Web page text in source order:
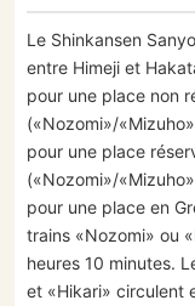
Le Shinkansen
entre Himeji et
pour une place non
(«Nozomi»/
pour une place
(«Nozomi»/
pour une place en
trains «Nozomi» ou
heures 10 minutes.
et «Hikari» circulent